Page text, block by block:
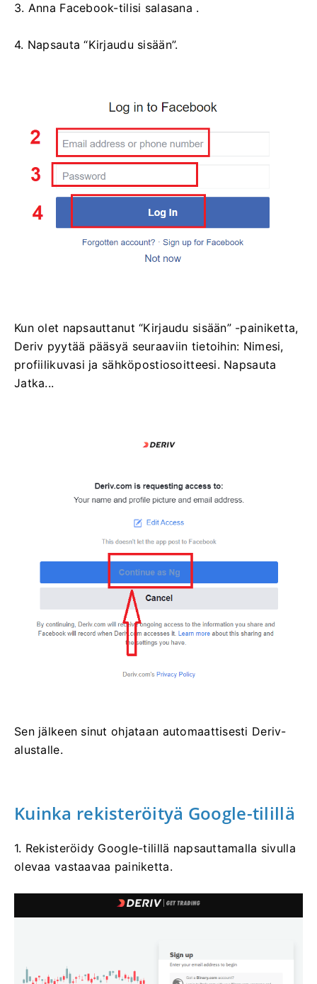
3. Anna Facebook-tilisi salasana .
4. Napsauta “Kirjaudu sisään”.
Kun olet napsauttanut “Kirjaudu sisään” -painiketta,
Deriv pyytää pääsyä seuraaviin tietoihin: Nimesi,
profiilikuvasi ja sähköpostiosoitteesi. Napsauta
Jatka...
Sen jälkeen sinut ohjataan automaattisesti Deriv-
alustalle.
Kuinka rekisteröityä Google-tilillä
1. Rekisteröidy Google-tilillä napsauttamalla sivulla
olevaa vastaavaa painiketta.